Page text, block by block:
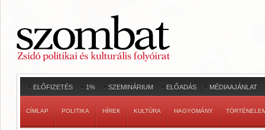
ELŐFIZETÉS 1% SZEMINÁRIUM ELŐADÁS MÉDIAAJÁNLAT
CÍMLAP POLITIKA HÍREK KULTÚRA HAGYOMÁNY